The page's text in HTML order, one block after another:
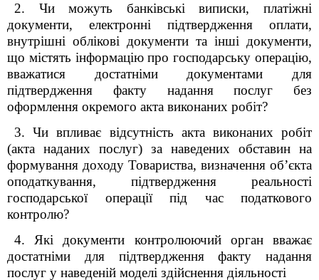
2. Чи можуть банківські виписки, платіжні
документи, електронні підтвердження оплати,
внутрішні облікові документи та інші документи,
що містять інформацію про господарську операцію,
вважатися достатніми документами для
підтвердження факту надання послуг без
оформлення окремого акта виконаних робіт?
3. Чи впливає відсутність акта виконаних робіт
(акта наданих послуг) за наведених обставин на
формування доходу Товариства, визначення об’єкта
оподаткування, підтвердження реальності
господарської операції під час податкового
контролю?
4. Які документи контролюючий орган вважає
достатніми для підтвердження факту надання
послуг у наведеній моделі здійснення діяльності